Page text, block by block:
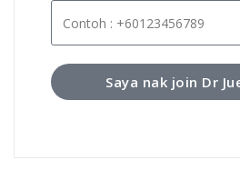
Saya nak join Dr